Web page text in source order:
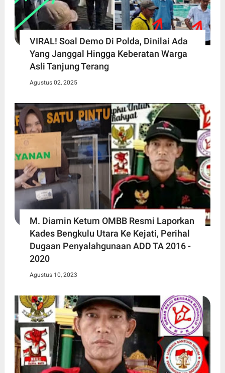
VIRAL! Soal Demo Di Polda, Dinilai Ada
Yang Janggal Hingga Keberatan Warga
Asli Tanjung Terang
Agustus 02, 2025
M. Diamin Ketum OMBB Resmi Laporkan
Kades Bengkulu Utara Ke Kejati, Perihal
Dugaan Penyalahgunaan ADD TA 2016 -
2020
Agustus 10, 2023